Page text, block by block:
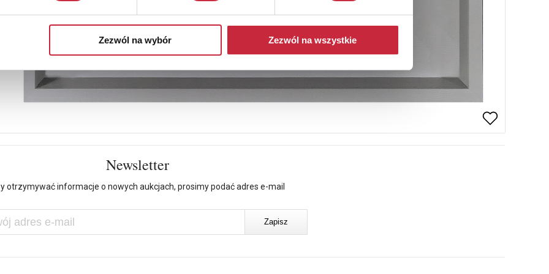
Zezwól na wybór Zezwól na wszystkie
Newsletter
otrzymywać informacje o nowych aukcjach, prosimy podać adres e-mail